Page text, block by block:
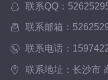
联系QQ：
联系邮箱：
联系电话：
联系地址：长沙市